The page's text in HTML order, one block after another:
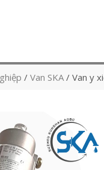
/ Van SKA/ Van y